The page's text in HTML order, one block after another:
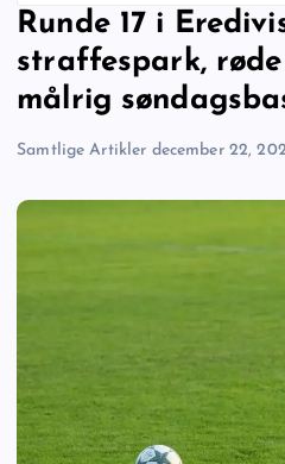
Runde 17 i
straffespark,
målrig
Samtlige Artikler december 22,